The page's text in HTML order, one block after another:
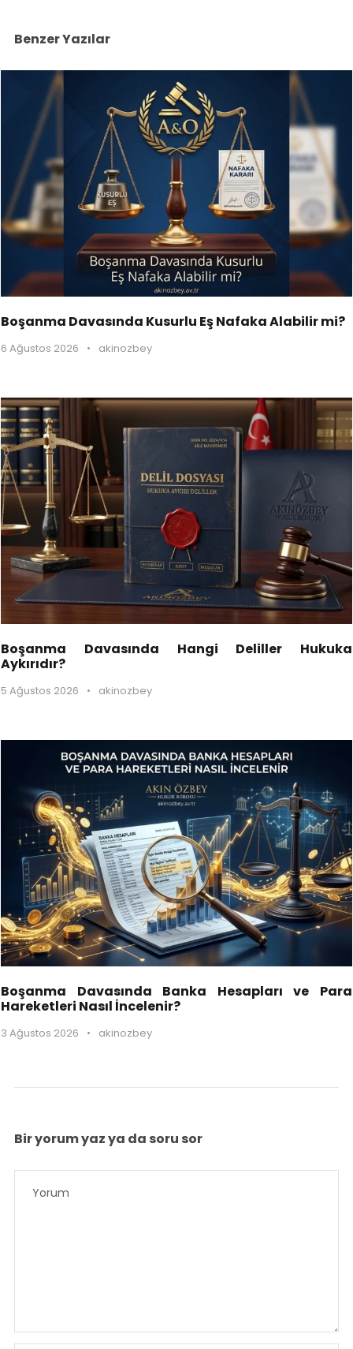
Benzer Yazılar
Boşanma Davasında Kusurlu Eş Nafaka Alabilir mi?
6 Ağustos 2026 • akinozbey
Boşanma Davasında Hangi Deliller Hukuka
Aykırıdır?
5 Ağustos 2026 • akinozbey
Boşanma Davasında Banka Hesapları ve Para
Hareketleri Nasıl İncelenir?
3 Ağustos 2026 • akinozbey
Bir yorum yaz ya da soru sor